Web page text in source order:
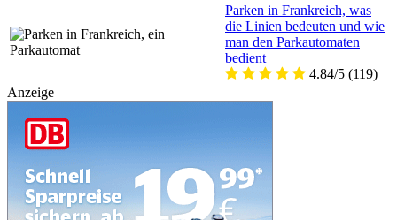
Parken in Frankreich, was
die Linien bedeuten und wie
man den Parkautomaten
bedient
4.84/5 (119)
Anzeige